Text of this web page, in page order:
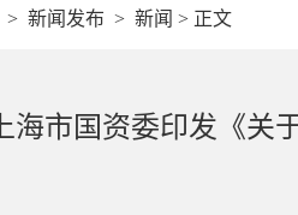
> 新闻发布 > 新闻 > 正文
上海市国资委印发《关